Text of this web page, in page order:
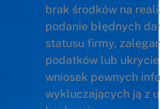
brak środków na
podanie błędnych
statusu firmy,
podatków lub
wniosek pewnych
wykluczających ją z